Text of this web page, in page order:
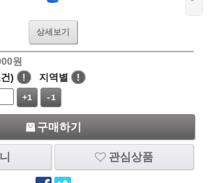
상세보기
원
) ! 지역별
!
+1 -1
구매하기
관심상품